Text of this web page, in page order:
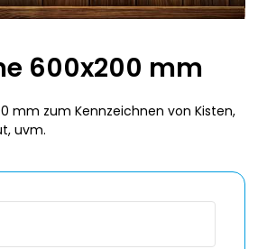
600x200 mm
mm zum Kennzeichnen von Kisten,
uvm.